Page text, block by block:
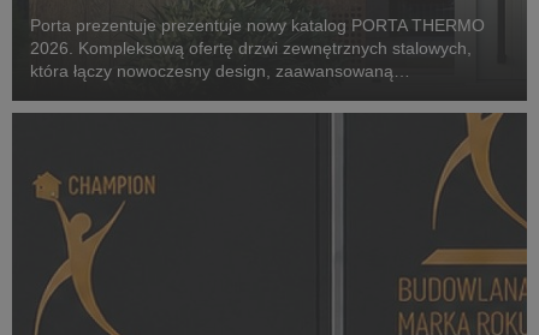
Porta prezentuje prezentuje nowy katalog PORTA THERMO
2026. Kompleksową ofertę drzwi zewnętrznych stalowych,
która łączy nowoczesny design, zaawansowaną
indywidualnych potrzeb użytkowników. Nowa odsłona kolekcji